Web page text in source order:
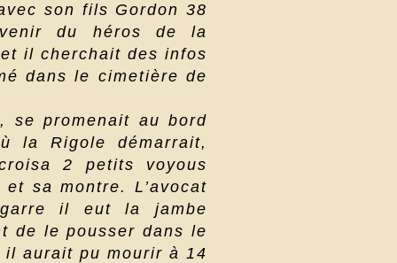
son fils Gordon 38
du héros de la
il cherchait des infos
dans le cimetière de
se promenait au bord
la Rigole démarrait,
2 petits voyous
sa montre. L’avocat
il eut la jambe
de le pousser dans le
aurait pu mourir à 14